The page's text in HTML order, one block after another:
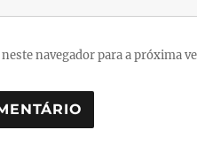
navegador para a próxima